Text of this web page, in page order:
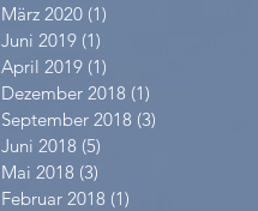
März 2020 (1)
Juni 2019 (1)
April 2019 (1)
Dezember 2018 (1)
September 2018 (3)
Juni 2018 (5)
Mai 2018 (3)
Februar 2018 (1)